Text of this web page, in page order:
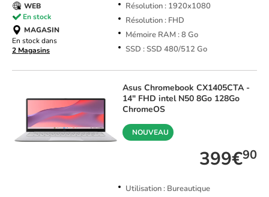
Résolution : 1920x1080
Résolution : FHD
Mémoire RAM : 8 Go
SSD : SSD 480/512 Go
WEB
En stock
MAGASIN
En stock dans
2 Magasins
Asus Chromebook CX1405CTA -
14" FHD intel N50 8Go 128Go
ChromeOS
NOUVEAU
399€90
Utilisation : Bureautique